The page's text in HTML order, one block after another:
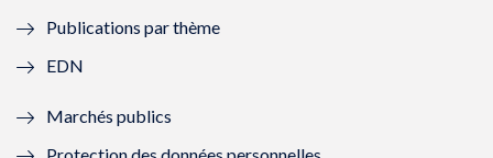
f
n
e
Publications par thème
EDN
Marchés publics